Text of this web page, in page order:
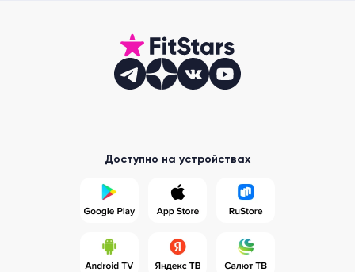
Доступно на устройствах